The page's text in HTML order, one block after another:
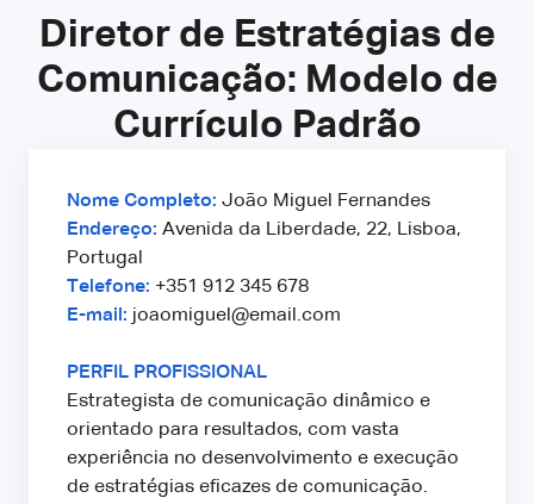
Diretor de Estratégias de
Comunicação: Modelo de
Currículo Padrão
Nome Completo: João Miguel Fernandes
Endereço: Avenida da Liberdade, 22, Lisboa,
Portugal
Telefone: +351 912 345 678
E-mail: joaomiguel@email.com
PERFIL PROFISSIONAL
Estrategista de comunicação dinâmico e
orientado para resultados, com vasta
experiência no desenvolvimento e execução
de estratégias eficazes de comunicação.